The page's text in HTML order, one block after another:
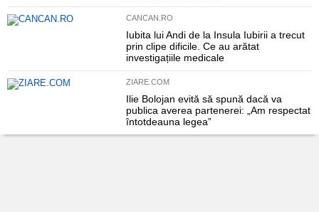
CANCAN.RO
Iubita lui Andi de la Insula Iubirii a trecut
prin clipe dificile. Ce au arătat
investigațiile medicale
ZIARE.COM
Ilie Bolojan evită să spună dacă va
publica averea partenerei: „Am respectat
întotdeauna legea”